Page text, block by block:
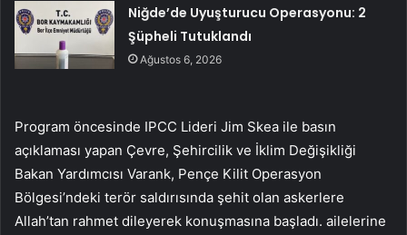
Niğde’de Uyuşturucu Operasyonu: 2
Şüpheli Tutuklandı
Ağustos 6, 2026
Program öncesinde IPCC Lideri Jim Skea ile basın
açıklaması yapan Çevre, Şehircilik ve İklim Değişikliği
Bakan Yardımcısı Varank, Pençe Kilit Operasyon
Bölgesi’ndeki terör saldırısında şehit olan askerlere
Allah’tan rahmet dileyerek konuşmasına başladı. ailelerine